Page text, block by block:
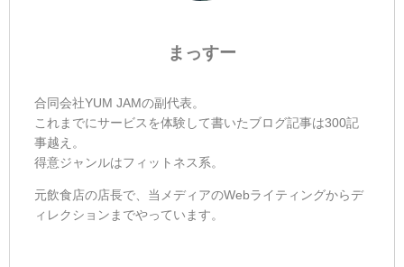
まっすー
合同会社YUM JAMの副代表。
これまでにサービスを体験して書いたブログ記事は300記
事越え。
得意ジャンルはフィットネス系。
元飲食店の店長で、当メディアのWebライティングからデ
ィレクションまでやっています。